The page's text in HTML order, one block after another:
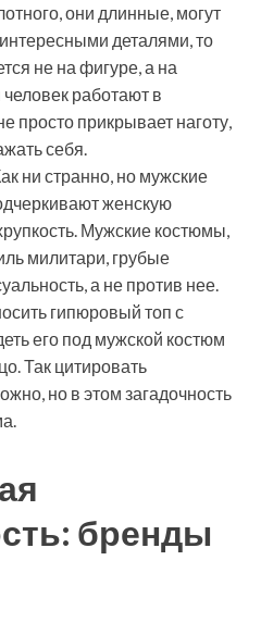
они длинные, могут
деталями, то
не на фигуре, а на
работают в
просто прикрывает наготу,
себя.
ни странно, но мужские
женскую
Мужские костюмы,
милитари, грубые
а не против нее.
гипюровый топ с
его под мужской костюм
Так цитировать
но в этом загадочность
бренды